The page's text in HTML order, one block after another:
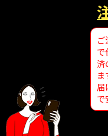
で
済
届
で